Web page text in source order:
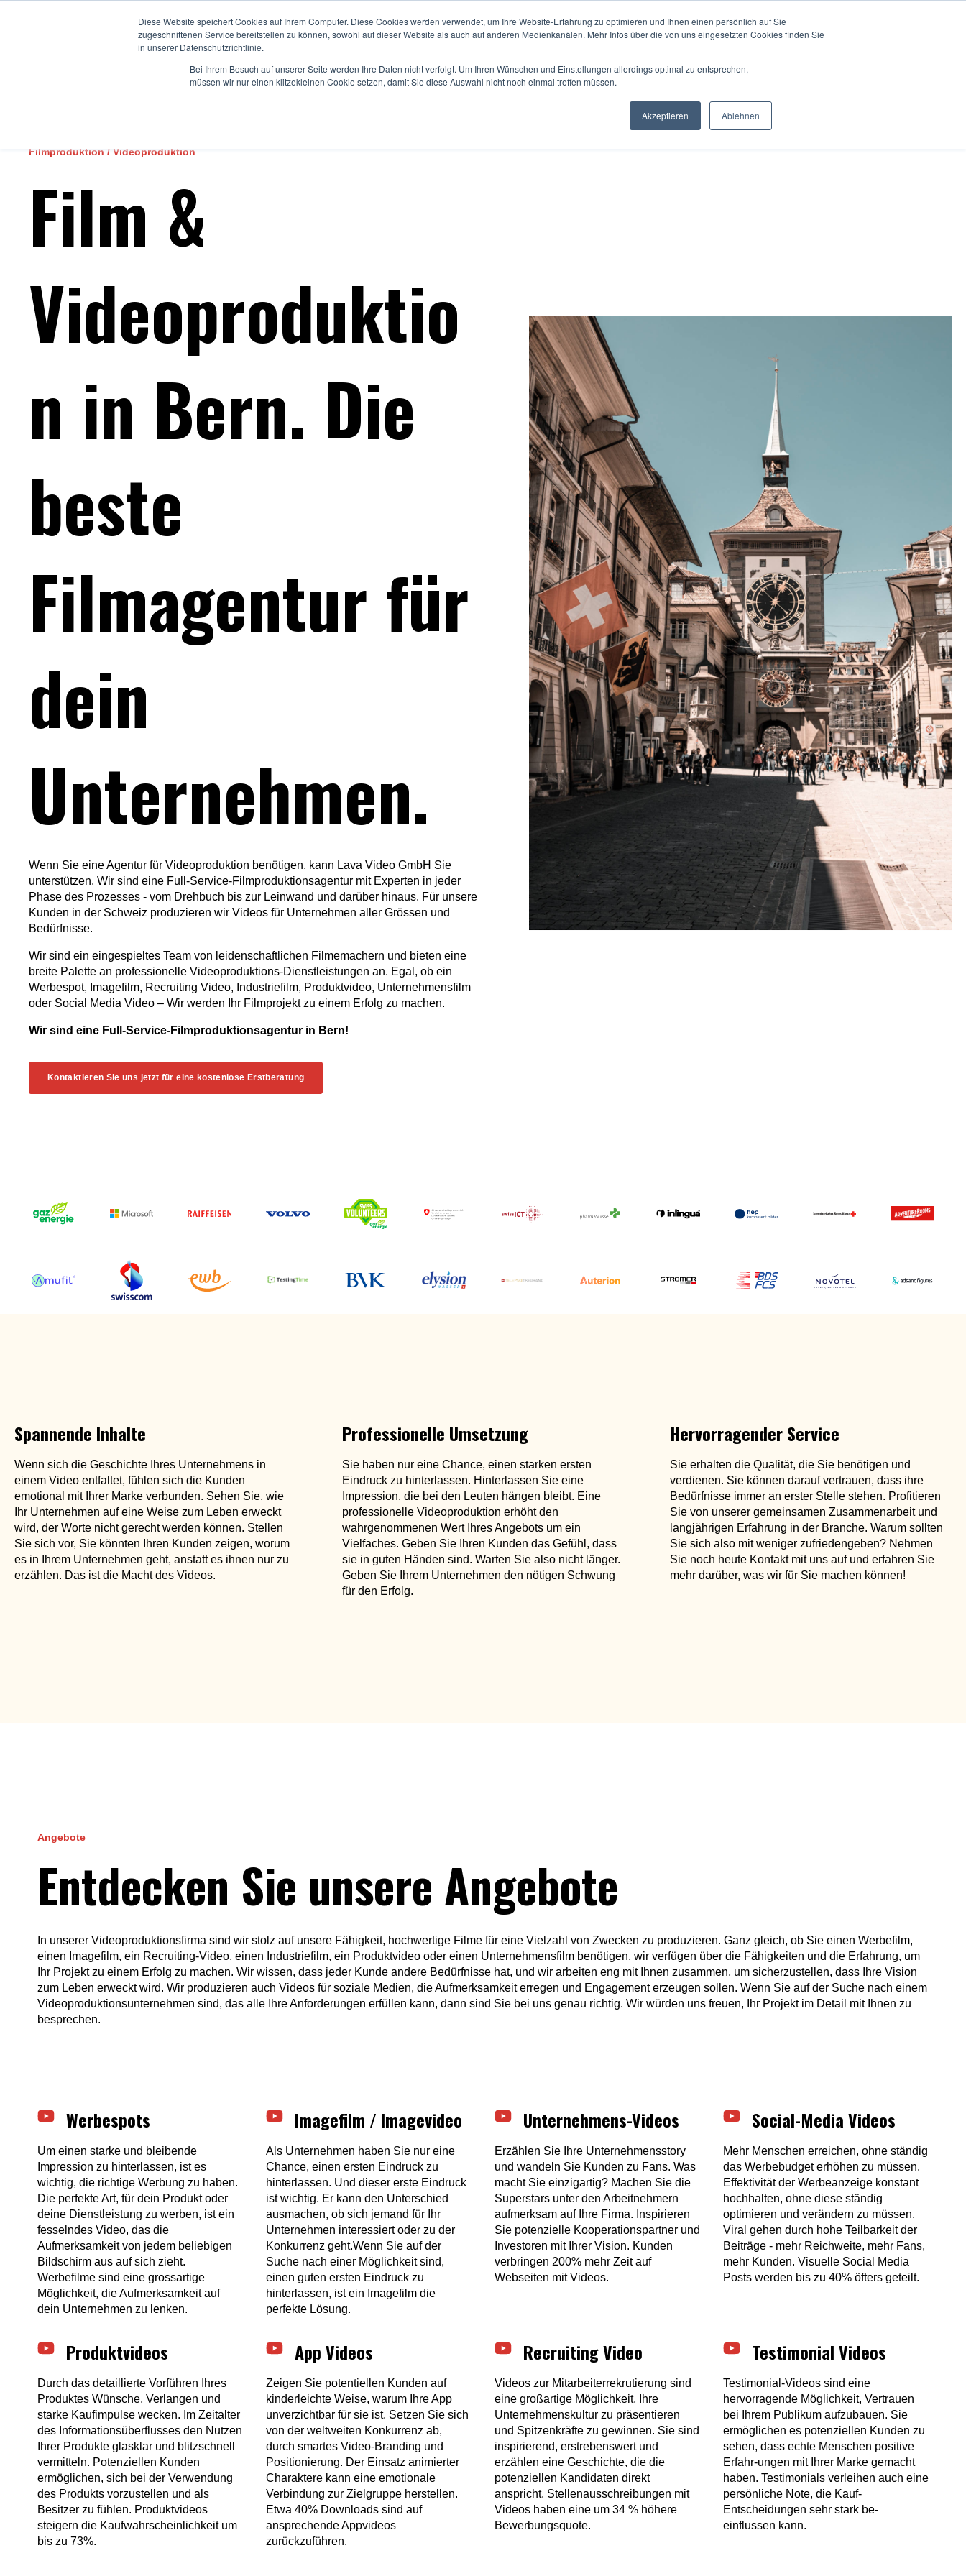
Diese Website speichert Cookies auf Ihrem Computer. Diese Cookies werden verwendet, um Ihre Website-Erfahrung zu optimieren und Ihnen einen persönlich auf Sie
zugeschnittenen Service bereitstellen zu können, sowohl auf dieser Website als auch auf anderen Medienkanälen. Mehr Infos über die von uns eingesetzten Cookies finden Sie
in unserer Datenschutzrichtlinie.
Bei Ihrem Besuch auf unserer Seite werden Ihre Daten nicht verfolgt. Um Ihren Wünschen und Einstellungen allerdings optimal zu entsprechen,
müssen wir nur einen klitzekleinen Cookie setzen, damit Sie diese Auswahl nicht noch einmal treffen müssen.
Akzeptieren Ablehnen
Home Angebote KONTAKT
Filmproduktion / Videoproduktion
Film &
Videoproduktio
n in Bern. Die
beste
Filmagentur für
dein
Unternehmen.
Wenn Sie eine Agentur für Videoproduktion benötigen, kann Lava Video GmbH Sie
unterstützen. Wir sind eine Full-Service-Filmproduktionsagentur mit Experten in jeder
Phase des Prozesses - vom Drehbuch bis zur Leinwand und darüber hinaus. Für unsere
Kunden in der Schweiz produzieren wir Videos für Unternehmen aller Grössen und
Bedürfnisse.
Wir sind ein eingespieltes Team von leidenschaftlichen Filmemachern und bieten eine
breite Palette an professionelle Videoproduktions-Dienstleistungen an. Egal, ob ein
Werbespot, Imagefilm, Recruiting Video, Industriefilm, Produktvideo, Unternehmensfilm
oder Social Media Video – Wir werden Ihr Filmprojekt zu einem Erfolg zu machen.
Wir sind eine Full-Service-Filmproduktionsagentur in Bern!
Kontaktieren Sie uns jetzt für eine kostenlose Erstberatung
Spannende Inhalte
Wenn sich die Geschichte Ihres Unternehmens in
einem Video entfaltet, fühlen sich die Kunden
emotional mit Ihrer Marke verbunden. Sehen Sie, wie
Ihr Unternehmen auf eine Weise zum Leben erweckt
wird, der Worte nicht gerecht werden können. Stellen
Sie sich vor, Sie könnten Ihren Kunden zeigen, worum
es in Ihrem Unternehmen geht, anstatt es ihnen nur zu
erzählen. Das ist die Macht des Videos.
Professionelle Umsetzung
Sie haben nur eine Chance, einen starken ersten
Eindruck zu hinterlassen. Hinterlassen Sie eine
Impression, die bei den Leuten hängen bleibt. Eine
professionelle Videoproduktion erhöht den
wahrgenommenen Wert Ihres Angebots um ein
Vielfaches. Geben Sie Ihren Kunden das Gefühl, dass
sie in guten Händen sind. Warten Sie also nicht länger.
Geben Sie Ihrem Unternehmen den nötigen Schwung
für den Erfolg.
Hervorragender Service
Sie erhalten die Qualität, die Sie benötigen und
verdienen. Sie können darauf vertrauen, dass ihre
Bedürfnisse immer an erster Stelle stehen. Profitieren
Sie von unserer gemeinsamen Zusammenarbeit und
langjährigen Erfahrung in der Branche. Warum sollten
Sie sich also mit weniger zufriedengeben? Nehmen
Sie noch heute Kontakt mit uns auf und erfahren Sie
mehr darüber, was wir für Sie machen können!
Angebote
Entdecken Sie unsere Angebote
In unserer Videoproduktionsfirma sind wir stolz auf unsere Fähigkeit, hochwertige Filme für eine Vielzahl von Zwecken zu produzieren. Ganz gleich, ob Sie einen Werbefilm,
einen Imagefilm, ein Recruiting-Video, einen Industriefilm, ein Produktvideo oder einen Unternehmensfilm benötigen, wir verfügen über die Fähigkeiten und die Erfahrung, um
Ihr Projekt zu einem Erfolg zu machen. Wir wissen, dass jeder Kunde andere Bedürfnisse hat, und wir arbeiten eng mit Ihnen zusammen, um sicherzustellen, dass Ihre Vision
zum Leben erweckt wird. Wir produzieren auch Videos für soziale Medien, die Aufmerksamkeit erregen und Engagement erzeugen sollen. Wenn Sie auf der Suche nach einem
Videoproduktionsunternehmen sind, das alle Ihre Anforderungen erfüllen kann, dann sind Sie bei uns genau richtig. Wir würden uns freuen, Ihr Projekt im Detail mit Ihnen zu
besprechen.
Werbespots
Um einen starke und bleibende
Impression zu hinterlassen, ist es
wichtig, die richtige Werbung zu haben.
Die perfekte Art, für dein Produkt oder
deine Dienstleistung zu werben, ist ein
fesselndes Video, das die
Aufmerksamkeit von jedem beliebigen
Bildschirm aus auf sich zieht.
Werbefilme sind eine grossartige
Möglichkeit, die Aufmerksamkeit auf
dein Unternehmen zu lenken.
Imagefilm / Imagevideo
Als Unternehmen haben Sie nur eine
Chance, einen ersten Eindruck zu
hinterlassen. Und dieser erste Eindruck
ist wichtig. Er kann den Unterschied
ausmachen, ob sich jemand für Ihr
Unternehmen interessiert oder zu der
Konkurrenz geht.Wenn Sie auf der
Suche nach einer Möglichkeit sind,
einen guten ersten Eindruck zu
hinterlassen, ist ein Imagefilm die
perfekte Lösung.
Unternehmens-Videos
Erzählen Sie Ihre Unternehmensstory
und wandeln Sie Kunden zu Fans. Was
macht Sie einzigartig? Machen Sie die
Superstars unter den Arbeitnehmern
aufmerksam auf Ihre Firma. Inspirieren
Sie potenzielle Kooperationspartner und
Investoren mit Ihrer Vision. Kunden
verbringen 200% mehr Zeit auf
Webseiten mit Videos.
Social-Media Videos
Mehr Menschen erreichen, ohne ständig
das Werbebudget erhöhen zu müssen.
Effektivität der Werbeanzeige konstant
hochhalten, ohne diese ständig
optimieren und verändern zu müssen.
Viral gehen durch hohe Teilbarkeit der
Beiträge - mehr Reichweite, mehr Fans,
mehr Kunden. Visuelle Social Media
Posts werden bis zu 40% öfters geteilt.
Produktvideos
Durch das detaillierte Vorführen Ihres
Produktes Wünsche, Verlangen und
starke Kaufimpulse wecken. Im Zeitalter
des Informationsüberflusses den Nutzen
Ihrer Produkte glasklar und blitzschnell
vermitteln. Potenziellen Kunden
ermöglichen, sich bei der Verwendung
des Produkts vorzustellen und als
Besitzer zu fühlen. Produktvideos
steigern die Kaufwahrscheinlichkeit um
bis zu 73%.
App Videos
Zeigen Sie potentiellen Kunden auf
kinderleichte Weise, warum Ihre App
unverzichtbar für sie ist. Setzen Sie sich
von der weltweiten Konkurrenz ab,
durch smartes Video-Branding und
Positionierung. Der Einsatz animierter
Charaktere kann eine emotionale
Verbindung zur Zielgruppe herstellen.
Etwa 40% Downloads sind auf
ansprechende Appvideos
zurückzuführen.
Recruiting Video
Videos zur Mitarbeiterrekrutierung sind
eine großartige Möglichkeit, Ihre
Unternehmenskultur zu präsentieren
und Spitzenkräfte zu gewinnen. Sie sind
inspirierend, erstrebenswert und
erzählen eine Geschichte, die die
potenziellen Kandidaten direkt
anspricht. Stellenausschreibungen mit
Videos haben eine um 34 % höhere
Bewerbungsquote.
Testimonial Videos
Testimonial-Videos sind eine
hervorragende Möglichkeit, Vertrauen
bei Ihrem Publikum aufzubauen. Sie
ermöglichen es potenziellen Kunden zu
sehen, dass echte Menschen positive
Erfahr-ungen mit Ihrer Marke gemacht
haben. Testimonials verleihen auch eine
persönliche Note, die Kauf-
Entscheidungen sehr stark be-
einflussen kann.